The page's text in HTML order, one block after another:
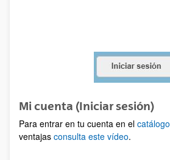
Mi cuenta (Iniciar sesión)
Para entrar en tu cuenta en el catálogo
ventajas consulta este vídeo.